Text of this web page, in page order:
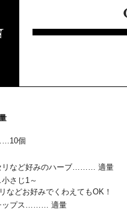
個
リなど好みのハーブ……… 適量
さじ1～
などお好みでくわえてもOK！
ップス……… 適量